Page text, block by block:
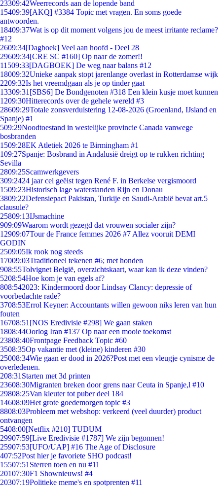
23309:42Weerrecords aan de lopende band
15409:39[AKQ] #3384 Topic met vragen. En soms goede
antwoorden.
18409:37Wat is op dit moment volgens jou de meest irritante reclame?
#12
2609:34[Dagboek] Veel aan hoofd - Deel 28
29609:34[CRE SC #160] Op naar de zomer!!
11509:33[DAGBOEK] De weg naar balans #12
18009:32Unieke aanpak stopt jarenlange overlast in Rotterdamse wijk
2209:32Is het vreemdgaan als je op tinder gaat
13309:31 [SBS6] De Bondgenoten #318 Een klein kusje moet kunnen
1209:30Hitterecords over de gehele wereld #3
28609:29Totale zonsverduistering 12-08-2026 (Groenland, IJsland en
Spanje) #1
509:29Noodtoestand in westelijke provincie Canada vanwege
bosbranden
1509:28EK Atletiek 2026 te Birmingham #1
109:27Spanje: Bosbrand in Andalusië dreigt op te rukken richting
Sevilla
2809:25Scamwerkgevers
309:2424 jaar cel geëist tegen René F. in Berkelse vergismoord
1509:23Historisch lage waterstanden Rijn en Donau
3809:22Defensiepact Pakistan, Turkije en Saudi-Arabië bevat art.5
clausule?
25809:13IJsmachine
909:09Waarom wordt gezegd dat vrouwen socialer zijn?
12909:07Tour de France femmes 2026 #7 Allez vooruit DEMI
GODIN
2509:05Ik rook nog steeds
17009:03Traditioneel tekenen #6; met honden
908:55Tolvignet België, overzichtskaart, waar kan ik deze vinden?
5208:54Hoe kom je van egels af?
808:542023: Kindermoord door Lindsay Clancy: depressie of
voorbedachte rade?
3708:53Errol Keyner: Accountants willen gewoon niks leren van hun
fouten
16708:51 [NOS Eredivisie #298] We gaan staken
1808:44Oorlog Iran #137 Op naar een mooie toekomst
23808:40Frontpage Feedback Topic #60
3508:35Op vakantie met (kleine) kinderen #30
25008:34Wie gaan er dood in 2026?Post met een vleugje cynisme de
overledenen.
208:31 Starten met 3d printen
23608:30Migranten breken door grens naar Ceuta in Spanje,l #10
29808:25Van kleuter tot puber deel 184
14608:09Het grote goedemorgen topic #3
8808:03Probleem met webshop: verkeerd (veel duurder) product
ontvangen
5408:00[Netflix #210] TUDUM
29907:59[Live Eredivisie #1787] We zijn begonnen!
25907:53[UFO/UAP] #16 The Age of Disclosure
407:52Post hier je favoriete SHO podcast!
15507:51 Sterren toen en nu #11
20107:30F1 Shownieuws! #4
20307:19Politieke meme's en spotprenten #11